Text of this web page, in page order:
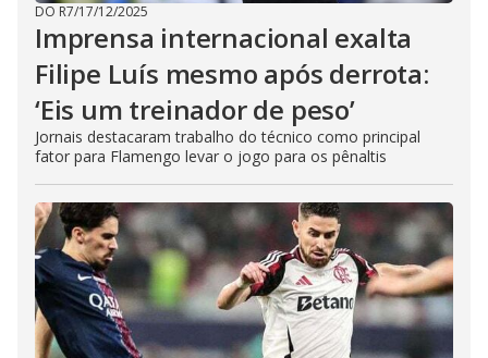
DO R7/17/12/2025
Imprensa internacional exalta
Filipe Luís mesmo após derrota:
‘Eis um treinador de peso’
Jornais destacaram trabalho do técnico como principal
fator para Flamengo levar o jogo para os pênaltis